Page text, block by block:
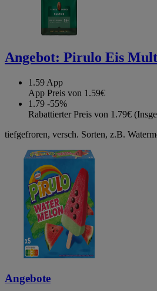
Angebot: Pirulo Eis
1.59 App
App Preis von 1.59€
1.79 -55%
Rabattierter Preis von 1.79€
tiefgefroren, versch. Sorten, z.B.
Angebote